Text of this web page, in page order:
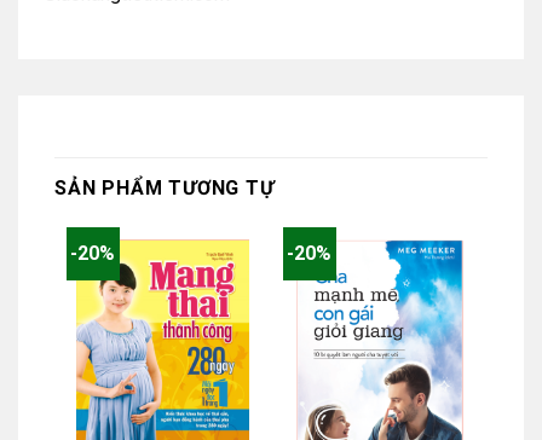
SẢN PHẨM TƯƠNG TỰ
-20% -20%